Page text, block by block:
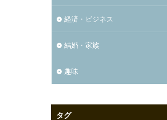
経済・ビジネス
結婚・家族
趣味
タグ